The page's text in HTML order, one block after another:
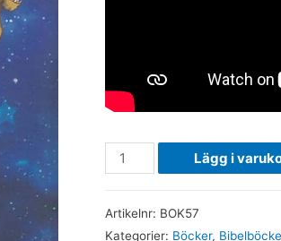
Välkända
bibelberättelser
Lägg i
Artikelnr: BOK57
Kategorier: Böcker,